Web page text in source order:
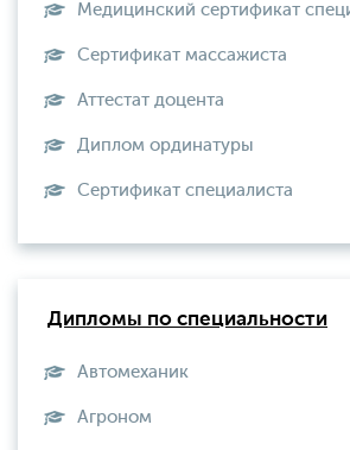
Медицинский сертификат
Сертификат массажиста
Аттестат доцента
Диплом ординатуры
Сертификат специалиста
Дипломы по специальности
Автомеханик
Агроном